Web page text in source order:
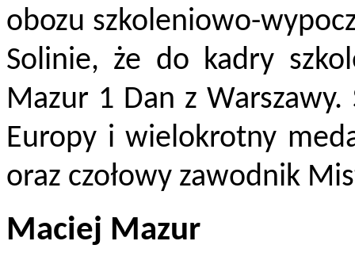
obozu szkoleniowo-
Solinie, że do kadry
Mazur 1 Dan z
Europy i wielokrotny
oraz czołowy zawodnik
Maciej Mazur